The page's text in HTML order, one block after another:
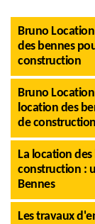
Bruno
des bennes
construction
Bruno
location des
de
La location
construction :
Bennes
Les travaux